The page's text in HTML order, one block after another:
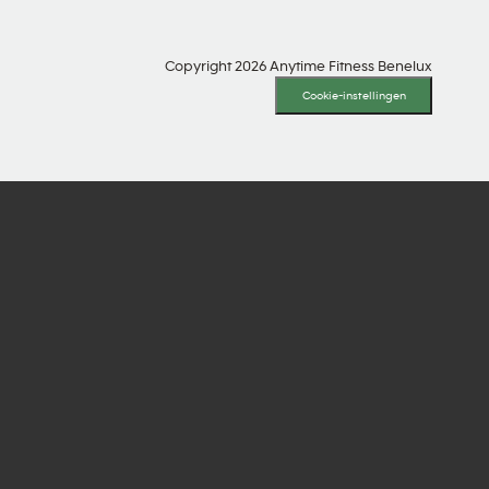
Copyright 2026 Anytime Fitness Benelux
Cookie-instellingen